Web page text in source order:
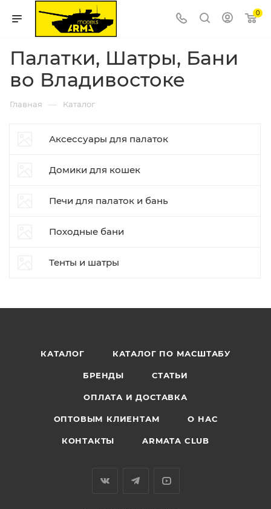
0
Палатки, Шатры, Бани
во Владивостоке
Главная — Каталог
Аксессуары для палаток
Домики для кошек
Печи для палаток и бань
Походные бани
Тенты и шатры
КАТАЛОГ КАТАЛОГ ПО МАСШТАБУ
БРЕНДЫ СТАТЬИ
ОПЛАТА И ДОСТАВКА
ОПТОВЫМ КЛИЕНТАМ О НАС
КОНТАКТЫ ARMATA CLUB